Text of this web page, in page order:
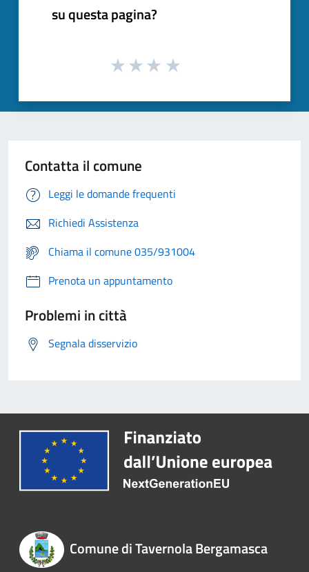
su questa pagina?
Contatta il comune
Leggi le domande frequenti
Richiedi Assistenza
Chiama il comune 035/931004
Prenota un appuntamento
Problemi in città
Segnala disservizio
Comune di Tavernola Bergamasca